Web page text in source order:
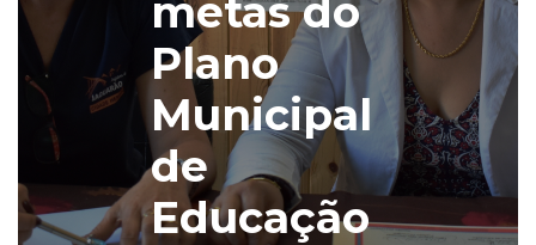
metas do
Plano
Municipal
de
Educação